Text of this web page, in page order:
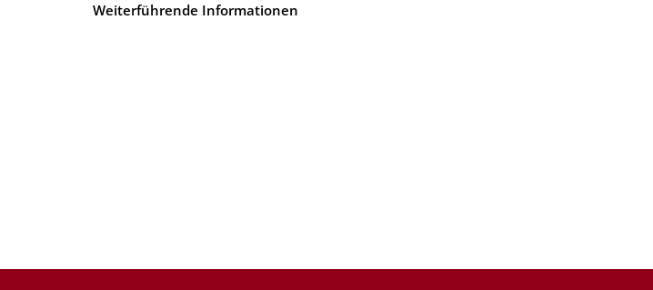
Weiterführende Informationen